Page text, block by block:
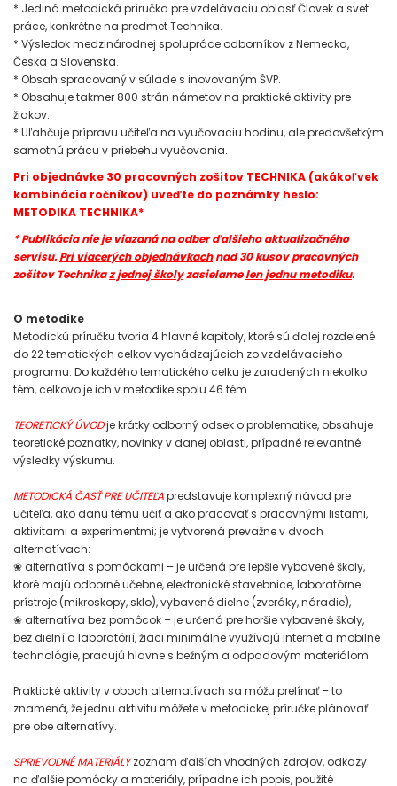
* Jediná metodická príručka pre vzdelávaciu oblasť Človek a svet
práce, konkrétne na predmet Technika.
* Výsledok medzinárodnej spolupráce odborníkov z Nemecka,
Česka a Slovenska.
* Obsah spracovaný v súlade s inovovaným ŠVP.
* Obsahuje takmer 800 strán námetov na praktické aktivity pre
žiakov.
* Uľahčuje prípravu učiteľa na vyučovaciu hodinu, ale predovšetkým
samotnú prácu v priebehu vyučovania.
Pri objednávke 30 pracovných zošitov TECHNIKA (akákoľvek
kombinácia ročníkov) uveďte do poznámky heslo:
METODIKA TECHNIKA*
* Publikácia nie je viazaná na odber ďalšieho aktualizačného
servisu.Pri viacerých objednávkachnad 30 kusov pracovných
zošitov Technikaz jednej školyzasielamelen jednu metodiku.
O metodike
Metodickú príručku tvoria 4 hlavné kapitoly, ktoré sú ďalej rozdelené
do 22 tematických celkov vychádzajúcich zo vzdelávacieho
programu. Do každého tematického celku je zaradených niekoľko
tém, celkovo je ich v metodike spolu 46 tém.
TEORETICKÝ ÚVODje krátky odborný odsek o problematike, obsahuje
teoretické poznatky, novinky v danej oblasti, prípadné relevantné
výsledky výskumu.
METODICKÁ ČASŤ PRE UČITEĽApredstavuje komplexný návod pre
učiteľa, ako danú tému učiť a ako pracovať s pracovnými listami,
aktivitami a experimentmi; je vytvorená prevažne v dvoch
alternatívach:
❀ alternatíva s pomôckami – je určená pre lepšie vybavené školy,
ktoré majú odborné učebne, elektronické stavebnice, laboratórne
prístroje (mikroskopy, sklo), vybavené dielne (zveráky, náradie),
❀ alternatíva bez pomôcok – je určená pre horšie vybavené školy,
bez dielní a laboratórií, žiaci minimálne využívajú internet a mobilné
technológie, pracujú hlavne s bežným a odpadovým materiálom.
Praktické aktivity v oboch alternatívach sa môžu prelínať – to
znamená, že jednu aktivitu môžete v metodickej príručke plánovať
pre obe alternatívy.
SPRIEVODNÉ MATERIÁLYzoznam ďalších vhodných zdrojov, odkazy
na ďalšie pomôcky a materiály, prípadne ich popis, použité